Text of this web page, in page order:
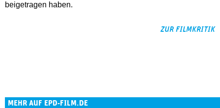
beigetragen haben.
ZUR FILMKRITIK
MEHR AUF EPD-FILM.DE